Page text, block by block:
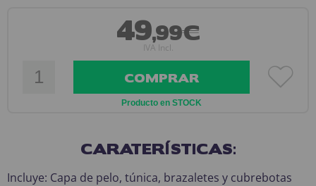
49,99€
IVA Incl.
COMPRAR
Producto en STOCK
CARATERÍSTICAS:
Incluye: Capa de pelo, túnica, brazaletes y cubrebotas